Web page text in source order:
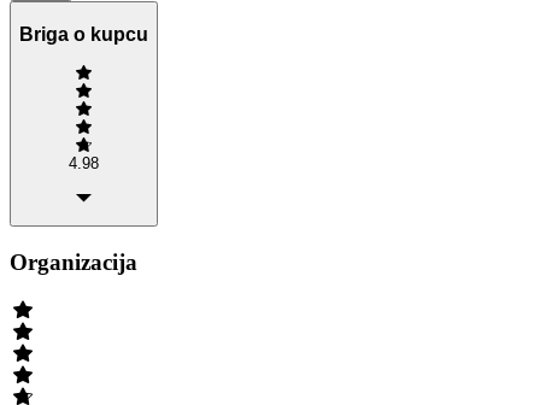
Briga o kupcu
4.98
Organizacija